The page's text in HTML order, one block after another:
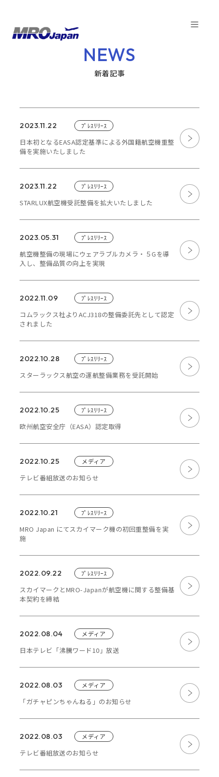
JP
EN
TOP
CUSTOMER
SDGs
FACTORY
CONTACT
NEWS
新着記事
2023.11.22 ﾌﾟﾚｽﾘﾘｰｽ
日本初となるEASA認定基準による外国籍航空機重整
備を実施いたしました
2023.11.22 ﾌﾟﾚｽﾘﾘｰｽ
STARLUX航空機受託整備を拡大いたしました
2023.05.31 ﾌﾟﾚｽﾘﾘｰｽ
航空機整備の現場にウェアラブルカメラ・５Gを導
入し、整備品質の向上を実現
2022.11.09 ﾌﾟﾚｽﾘﾘｰｽ
コムラックス社よりACJ318の整備委託先として認定
されました
2022.10.28 ﾌﾟﾚｽﾘﾘｰｽ
スターラックス航空の運航整備業務を受託開始
2022.10.25 ﾌﾟﾚｽﾘﾘｰｽ
欧州航空安全庁（EASA）認定取得
2022.10.25 メディア
テレビ番組放送のお知らせ
2022.10.21 ﾌﾟﾚｽﾘﾘｰｽ
MRO Japan にてスカイマーク機の初回重整備を実
施
2022.09.22 ﾌﾟﾚｽﾘﾘｰｽ
スカイマークとMRO-Japanが航空機に関する整備基
本契約を締結
2022.08.04 メディア
日本テレビ「沸騰ワード10」放送
2022.08.03 メディア
「ガチャピンちゃんねる」のお知らせ
2022.08.03 メディア
テレビ番組放送のお知らせ